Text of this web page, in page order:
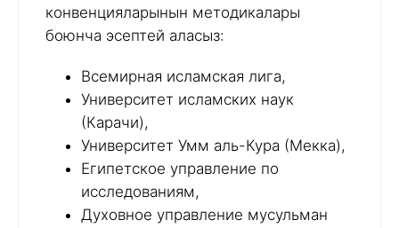
конвенцияларынын методикалары
боюнча эсептей аласыз:
Всемирная исламская лига,
Университет исламских наук
(Карачи),
Университет Умм аль-Кура (Мекка),
Египетское управление по
исследованиям,
Духовное управление мусульман